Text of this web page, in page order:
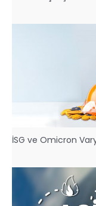
İSG ve Omicron